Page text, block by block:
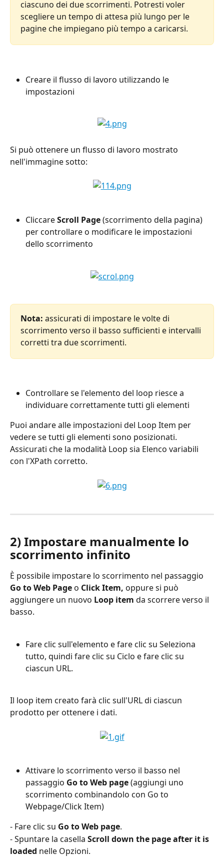
ciascuno dei due scorrimenti. Potresti voler
scegliere un tempo di attesa più lungo per le
pagine che impiegano più tempo a caricarsi.
Creare il flusso di lavoro utilizzando le
impostazioni
Si può ottenere un flusso di lavoro mostrato
nell'immagine sotto:
Cliccare Scroll Page (scorrimento della pagina)
per controllare o modificare le impostazioni
dello scorrimento
Nota: assicurati di impostare le volte di
scorrimento verso il basso sufficienti e intervalli
corretti tra due scorrimenti.
Controllare se l'elemento del loop riesce a
individuare correttamente tutti gli elementi
Puoi andare alle impostazioni del Loop Item per
vedere se tutti gli elementi sono posizionati.
Assicurati che la modalità Loop sia Elenco variabili
con l'XPath corretto.
2) Impostare manualmente lo
scorrimento infinito
È possibile impostare lo scorrimento nel passaggio
Go to Web Page o Click Item, oppure si può
aggiungere un nuovo Loop item da scorrere verso il
basso.
Fare clic sull'elemento e fare clic su Seleziona
tutto, quindi fare clic su Ciclo e fare clic su
ciascun URL.
Il loop item creato farà clic sull'URL di ciascun
prodotto per ottenere i dati.
Attivare lo scorrimento verso il basso nel
passaggio Go to Web page (aggiungi uno
scorrimento combinandolo con Go to
Webpage/Click Item)
- Fare clic su Go to Web page.
- Spuntare la casella Scroll down the page after it is
loaded nelle Opzioni.